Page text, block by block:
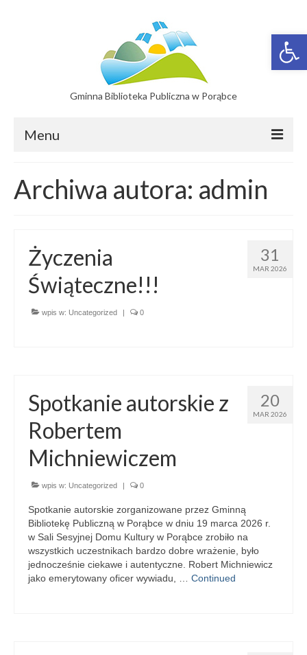
Gminna Biblioteka Publiczna w Porąbce
Menu
Filia w Bujakowie
Filia w Kobiernicach
Katalog On-line
Aktualności
wydarzenia 2020
wydarzenia 2019
wydarzenia 2018
wydarzenia 2017
wydarzenia 2016
RODO
Klauzula informacyjna
Archiwa autora: admin
31
MAR 2026
Życzenia
Świąteczne!!!
wpis w: Uncategorized | 0
20
MAR 2026
Spotkanie autorskie z
Robertem
Michniewiczem
wpis w: Uncategorized | 0
Spotkanie autorskie zorganizowane przez Gminną
Bibliotekę Publiczną w Porąbce w dniu 19 marca 2026 r.
w Sali Sesyjnej Domu Kultury w Porąbce zrobiło na
wszystkich uczestnikach bardzo dobre wrażenie, było
jednocześnie ciekawe i autentyczne. Robert Michniewicz
jako emerytowany oficer wywiadu, … Continued